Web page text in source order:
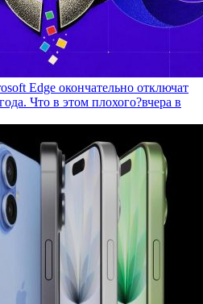
Edge окончательно отключат
Что в этом плохого?вчера в